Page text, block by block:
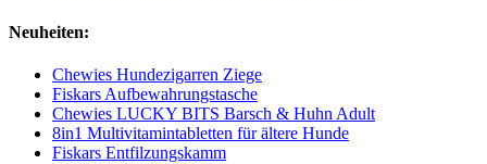
Neuheiten:
Chewies Hundezigarren Ziege
Fiskars Aufbewahrungstasche
Chewies LUCKY BITS Barsch & Huhn Adult
8in1 Multivitamintabletten für ältere Hunde
Fiskars Entfilzungskamm